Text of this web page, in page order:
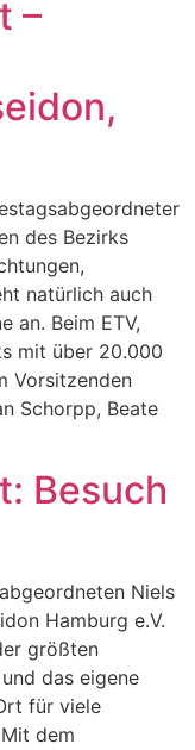
–
des Bezirks
natürlich auch
an. Beim ETV,
mit über 20.000
Vorsitzenden
Schorpp, Beate
Besuch
Niels
Hamburg e.V.
größten
das eigene
für viele
dem